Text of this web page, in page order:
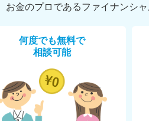
お金のプロであるファイナンシ
何度でも無料で
相談可能